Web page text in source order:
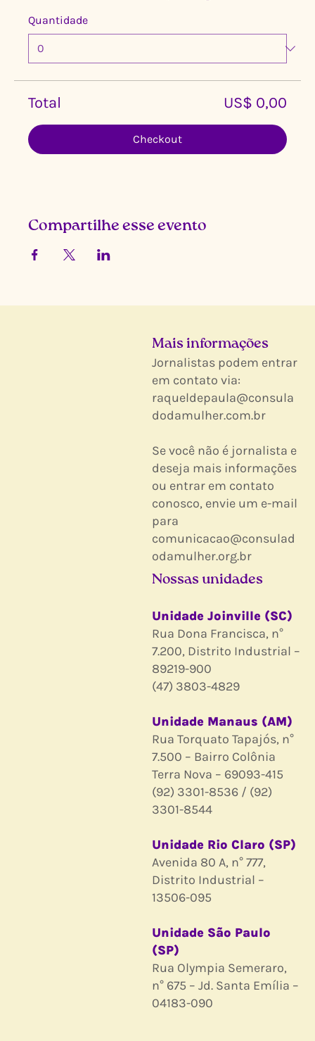
Quantidade
Total US$ 0,00
Checkout
Compartilhe esse evento
Mais informações
Jornalistas podem entrar
em contato via:
raqueldepaula@consula
dodamulher.com.br
Se você não é jornalista e
deseja mais informações
ou entrar em contato
conosco, envie um e-mail
para
comunicacao@consulad
odamulher.org.br
Nossas unidades
Unidade Joinville (SC)
Rua Dona Francisca, n°
7.200, Distrito Industrial –
89219-900
(47) 3803-4829
Unidade Manaus (AM)
Rua Torquato Tapajós, n°
7.500 – Bairro Colônia
Terra Nova – 69093-415
(92) 3301-8536 / (92)
3301-8544
Unidade Rio Claro (SP)
Avenida 80 A, n° 777,
Distrito Industrial –
13506-095
Unidade São Paulo
(SP)
Rua Olympia Semeraro,
n° 675 – Jd. Santa Emília –
04183-090